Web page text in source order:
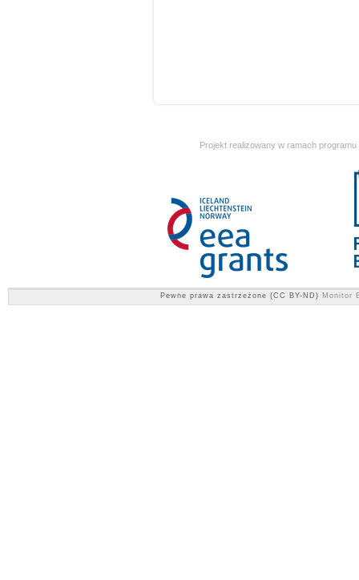
Projekt realizowany w ramach
Pewne prawa zastrzeżone (CC BY-ND) Monitor